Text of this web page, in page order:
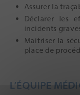
Assurer la
Déclarer les
incidents
Maitriser la
place de
L’ÉQUIPE